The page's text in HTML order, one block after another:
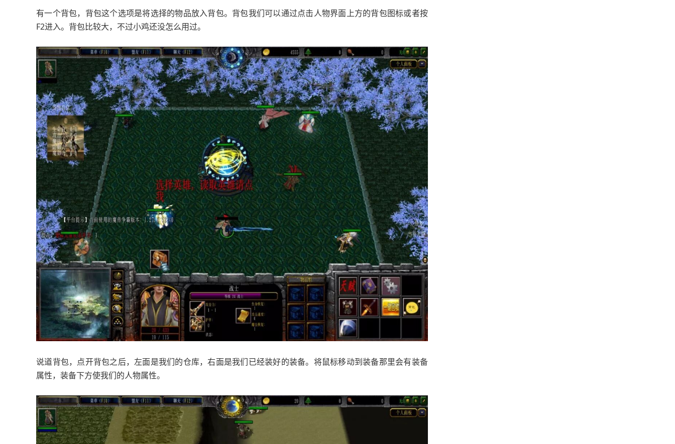
有一个背包，背包这个选项是将选择的物品放入背包。背包我们可以通过点击人物界面上方的背包图标或者按
F2进入。背包比较大，不过小鸡还没怎么用过。
说道背包，点开背包之后，左面是我们的仓库，右面是我们已经装好的装备。将鼠标移动到装备那里会有装备
属性，装备下方使我们的人物属性。